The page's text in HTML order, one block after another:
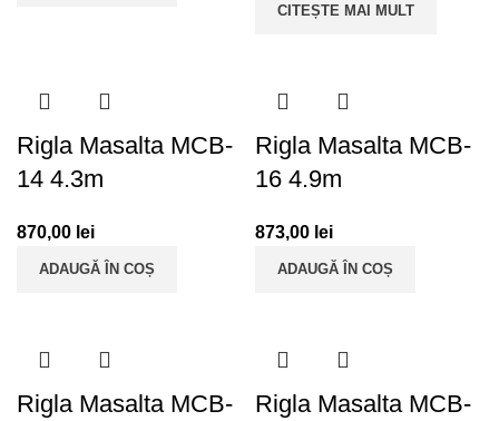
CITEȘTE MAI MULT
Rigla Masalta MCB-
14 4.3m
870,00 lei
ADAUGĂ ÎN COȘ
Rigla Masalta MCB-
16 4.9m
873,00 lei
ADAUGĂ ÎN COȘ
Rigla Masalta MCB-
Rigla Masalta MCB-